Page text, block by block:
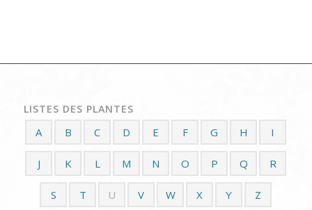
LISTES DES PLANTES
A B C D E F G H I
J K L M N O P Q R
S T U V W X Y Z